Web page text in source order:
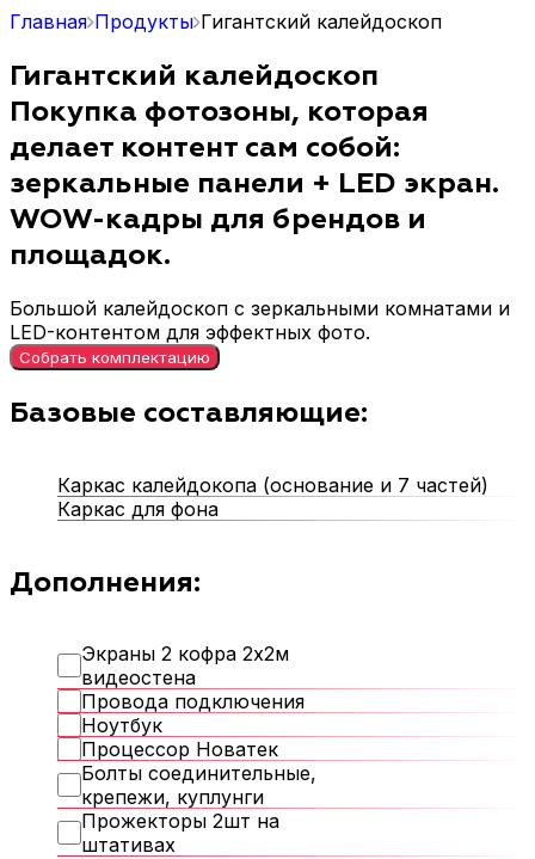
Главная Продукты Гигантский калейдоскоп
Гигантский калейдоскоп
Покупка фотозоны, которая
делает контент сам собой:
зеркальные панели + LED экран.
WOW-кадры для брендов и
площадок.
Большой калейдоскоп с зеркальными комнатами и
LED-контентом для эффектных фото.
Собрать комплектацию
Базовые составляющие:
Каркас калейдокопа (основание и 7 частей)
Каркас для фона
Дополнения:
Экраны 2 кофра 2х2м
видеостена
Провода подключения
Ноутбук
Процессор Новатек
Болты соединительные,
крепежи, куплунги
Прожекторы 2шт на
штативах